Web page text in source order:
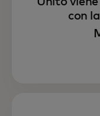
con